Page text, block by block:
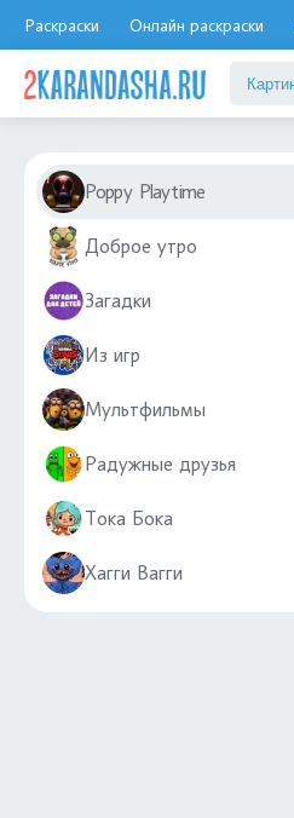
Раскраски Онлайн раскраски
Poppy Playtime
Доброе утро
Загадки
Из игр
Мультфильмы
Радужные друзья
Тока Бока
Хагги Вагги